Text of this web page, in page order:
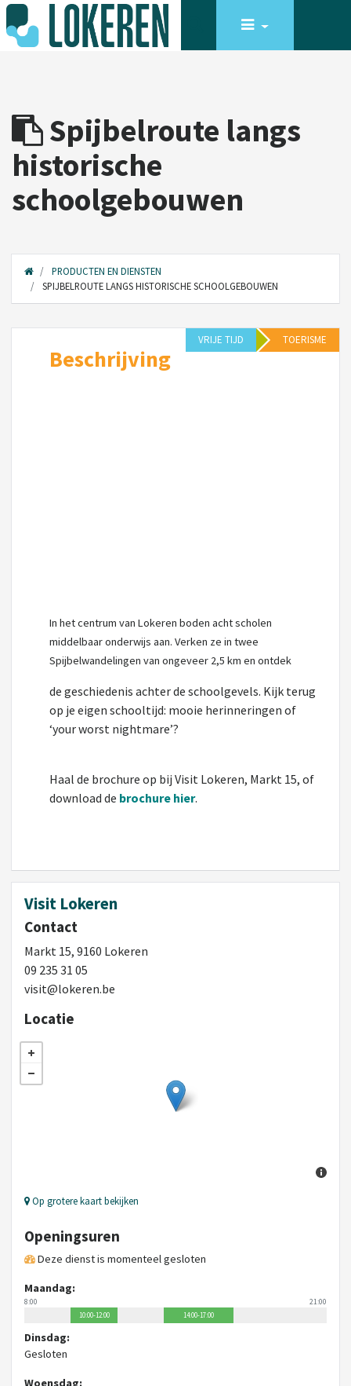
Spijbelroute langs
historische
schoolgebouwen
PRODUCTEN EN DIENSTEN
SPIJBELROUTE LANGS HISTORISCHE SCHOOLGEBOUWEN
VRIJE TIJD TOERISME
Beschrijving
In het centrum van Lokeren boden acht scholen
middelbaar onderwijs aan. Verken ze in twee
Spijbelwandelingen van ongeveer 2,5 km en ontdek
de geschiedenis achter de schoolgevels. Kijk terug
op je eigen schooltijd: mooie herinneringen of
‘your worst nightmare’?
Haal de brochure op bij Visit Lokeren, Markt 15, of
download de brochure hier.
Visit Lokeren
Contact
Markt 15, 9160 Lokeren
09 235 31 05
visit@lokeren.be
Locatie
Op grotere kaart bekijken
Openingsuren
Deze dienst is momenteel gesloten
Maandag:
8:00 21:00
10:00-12:00 14:00-17:00
Dinsdag:
Gesloten
Woensdag: